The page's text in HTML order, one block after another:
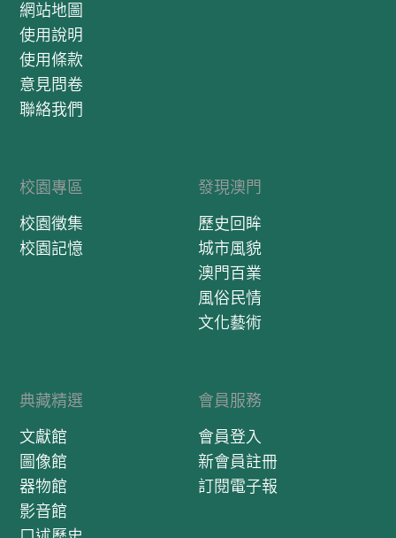
網站地圖
使用說明
使用條款
意見問卷
聯絡我們
校園專區
校園徵集
校園記憶
發現澳門
歷史回眸
城市風貌
澳門百業
風俗民情
文化藝術
典藏精選
文獻館
圖像館
器物館
影音館
會員服務
會員登入
新會員註冊
訂閱電子報